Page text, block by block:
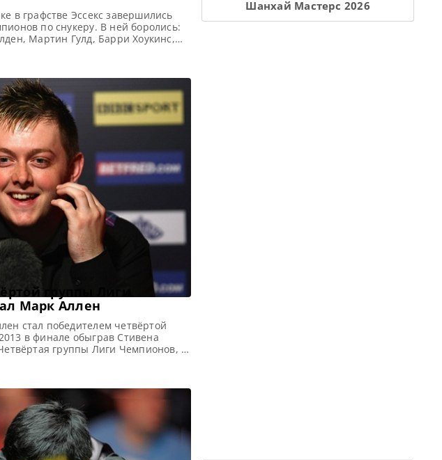
в графстве Эссекс завершились
по снукеру. В ней боролись:
Мартин Гулд, Барри Хоукинс,
Дэй. Победителем 5 группы
группы Лиги
Марк Аллен
стал победителем четвёртой
в финале обыграв Стивена
группы Лиги Чемпионов, в
игралась за 2 игровых дня, по
всех восьми […]
Шанхай Мастерс 2026